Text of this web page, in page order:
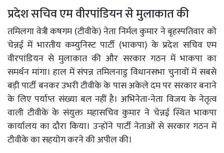
प्रदेश सचिव एम वीरपांडियन से मुलाकात की
तमिलगा वेत्री कषगम (टीवीके) नेता निर्मल कुमार ने बृहस्पतिवार को
चेन्नई में भारतीय कम्युनिस्ट पार्टी (भाकपा) के प्रदेश सचिव एम
वीरपांडियन से मुलाकात की और सरकार गठन में भाकपा का
समर्थन मांगा। हाल में संपन्न तमिलनाडु विधानसभा चुनावों में सबसे
बड़ी पार्टी बनकर उभरी टीवीके के पास अकेले दम पर सरकार बनाने
के लिए पर्याप्त संख्या बल नहीं है। अभिनेता-नेता विजय के नेतृत्व
वाली टीवीके के संयुक्त महासचिव कुमार ने चेन्नई स्थित भाकपा
कार्यालय का दौरा किया। उन्होंने पार्टी नेताओं से सरकार गठन में
टीवीके का सहयोग करने की अपील की।